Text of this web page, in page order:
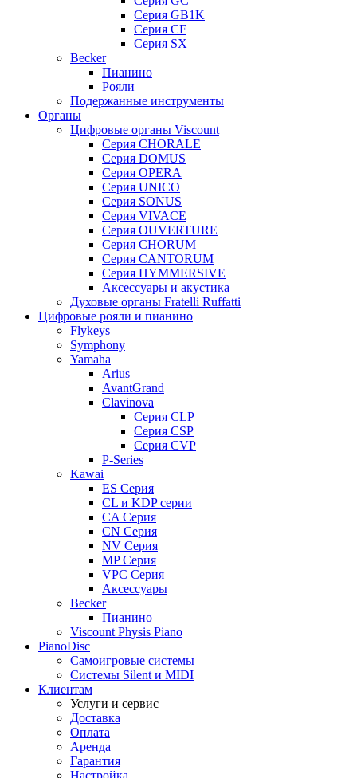
Серия GB1K
Серия CF
Серия SX
Becker
Пианино
Рояли
Подержанные инструменты
Органы
Цифровые органы Viscount
Серия CHORALE
Серия DOMUS
Серия OPERA
Серия UNICO
Серия SONUS
Серия VIVACE
Серия OUVERTURE
Серия CHORUM
Серия CANTORUM
Серия HYMMERSIVE
Аксессуары и акустика
Духовые органы Fratelli Ruffatti
Цифровые рояли и пианино
Flykeys
Symphony
Yamaha
Arius
AvantGrand
Clavinova
Серия CLP
Серия CSP
Серия CVP
P-Series
Kawai
ES Серия
CL и KDP серии
CA Серия
CN Серия
NV Серия
MP Серия
VPC Серия
Аксессуары
Becker
Пианино
Viscount Physis Piano
PianoDisc
Самоигровые системы
Системы Silent и MIDI
Клиентам
Услуги и сервис
Доставка
Оплата
Аренда
Гарантия
Настройка